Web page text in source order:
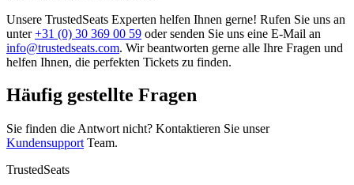
Unsere TrustedSeats Experten helfen Ihnen gerne! Rufen Sie uns an
unter+31 (0) 30 369 00 59 oder senden Sie uns eine E-Mail an
info@trustedseats.com. Wir beantworten gerne alle Ihre Fragen und
helfen Ihnen, die perfekten Tickets zu finden.
Häufig gestellte Fragen
Sie finden die Antwort nicht? Kontaktieren Sie unser
Kundensupport Team.
TrustedSeats